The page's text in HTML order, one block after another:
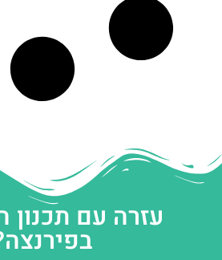
עזרה עם